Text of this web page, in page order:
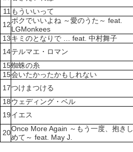
11 もういいって
12ボクでいいよね ～愛のうた～ feat.
LGMonkees
13キミのとなりで … feat. 中村舞子
14テルマエ・ロマン
15蜘蛛の糸
15会いたかったかもしれない
17つけまつける
18ウェディング・ベル
19イエス
20Once More Again ～もう一度、抱きし
めて～ feat. May J.